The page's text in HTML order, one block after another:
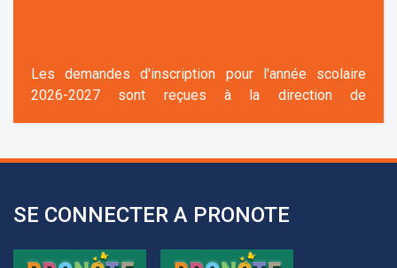
2026-2027 sont reçues à la direction de
l'établissement selon des rendez-vous fixés à
l’avance.
+961 25 601 171
SE CONNECTER A PRONOTE